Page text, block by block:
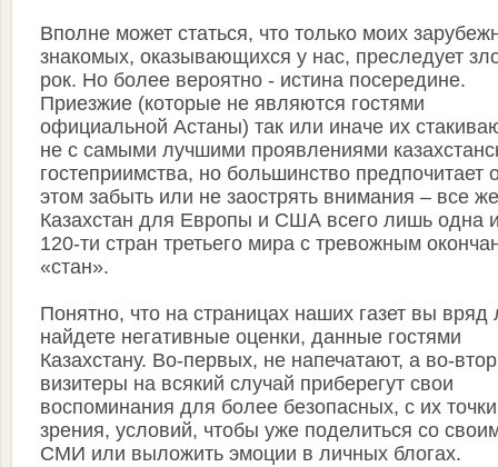
Вполне может статься, что только моих
знакомых, оказывающихся у нас, преследует
рок. Но более вероятно - истина посередине.
Приезжие (которые не являются гостями
официальной Астаны) так или иначе их
не с самыми лучшими проявлениями
гостеприимства, но большинство предпочитает
этом забыть или не заострять внимания – все же
Казахстан для Европы и США всего лишь одна
120-ти стран третьего мира с тревожным
«стан».
Понятно, что на страницах наших газет вы вряд
найдете негативные оценки, данные гостями
Казахстану. Во-первых, не напечатают, а во-
визитеры на всякий случай приберегут свои
воспоминания для более безопасных, с их точки
зрения, условий, чтобы уже поделиться со
СМИ или выложить эмоции в личных блогах.